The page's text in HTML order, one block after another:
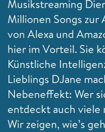
Musikstreaming
Millionen Songs zur
von Alexa und
hier im Vorteil. Sie
Künstliche
Lieblings DJane
Nebeneffekt: Wer
entdeckt auch viele
Wir zeigen, wie’s